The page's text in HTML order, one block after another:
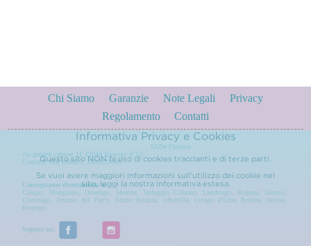
Chi Siamo Garanzie Note Legali
Privacy
Regolamento
Contatti
MiDe Fiorista
via general cantore 11 22044 Inverigo (CO)
Contatti: 800 618667, 3332033046
Consegnamo direttamente a:
Carugo
Monguzzo, Orsenigo, Merone, Veduggio Colzano Lambrugo Rogeno Alserio
Cremnago
Anzano del Parco Alzate Brianza, Albavilla, Lurago d'Erba, Brenna Arosio
Inverigo
Seguici su:
Informativa Privacy e Cookies
Questo sito NON fa uso di cookies traccianti e di terze parti.
Se vuoi avere maggiori informazioni sull'utilizzo dei cookie nel
sito, leggi la nostra informativa estesa.